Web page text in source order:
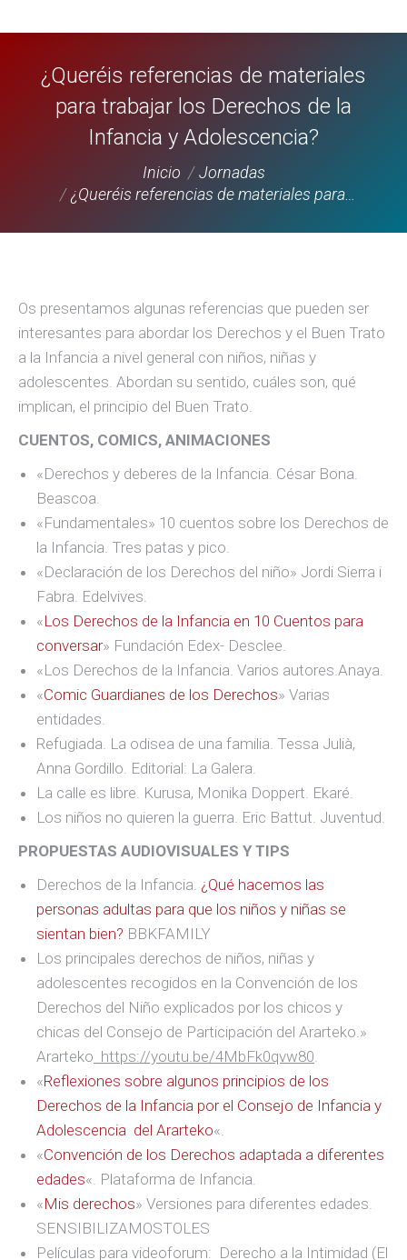
¿Queréis referencias de materiales
para trabajar los Derechos de la
Infancia y Adolescencia?
Inicio
Jornadas
¿Queréis referencias de materiales para…
Os presentamos algunas referencias que pueden ser
interesantes para abordar los Derechos y el Buen Trato
a la Infancia a nivel general con niños, niñas y
adolescentes. Abordan su sentido, cuáles son, qué
implican, el principio del Buen Trato.
CUENTOS, COMICS, ANIMACIONES
«Derechos y deberes de la Infancia. César Bona.
Beascoa.
«Fundamentales» 10 cuentos sobre los Derechos de
la Infancia. Tres patas y pico.
«Declaración de los Derechos del niño» Jordi Sierra i
Fabra. Edelvives.
«Los Derechos de la Infancia en 10 Cuentos para
conversar» Fundación Edex- Desclee.
«Los Derechos de la Infancia. Varios autores.Anaya.
«Comic Guardianes de los Derechos» Varias
entidades.
Refugiada. La odisea de una familia. Tessa Julià,
Anna Gordillo. Editorial: La Galera.
La calle es libre. Kurusa, Monika Doppert. Ekaré.
Los niños no quieren la guerra. Eric Battut. Juventud.
PROPUESTAS AUDIOVISUALES Y TIPS
Derechos de la Infancia. ¿Qué hacemos las
personas adultas para que los niños y niñas se
sientan bien? BBKFAMILY
Los principales derechos de niños, niñas y
adolescentes recogidos en la Convención de los
Derechos del Niño explicados por los chicos y
chicas del Consejo de Participación del Ararteko.»
Ararteko https://youtu.be/4MbFk0qvw80.
«Reflexiones sobre algunos principios de los
Derechos de la Infancia por el Consejo de Infancia y
Adolescencia del Ararteko«.
«Convención de los Derechos adaptada a diferentes
edades«. Plataforma de Infancia.
«Mis derechos» Versiones para diferentes edades.
SENSIBILIZAMOSTOLES
Películas para videoforum: Derecho a la Intimidad (El